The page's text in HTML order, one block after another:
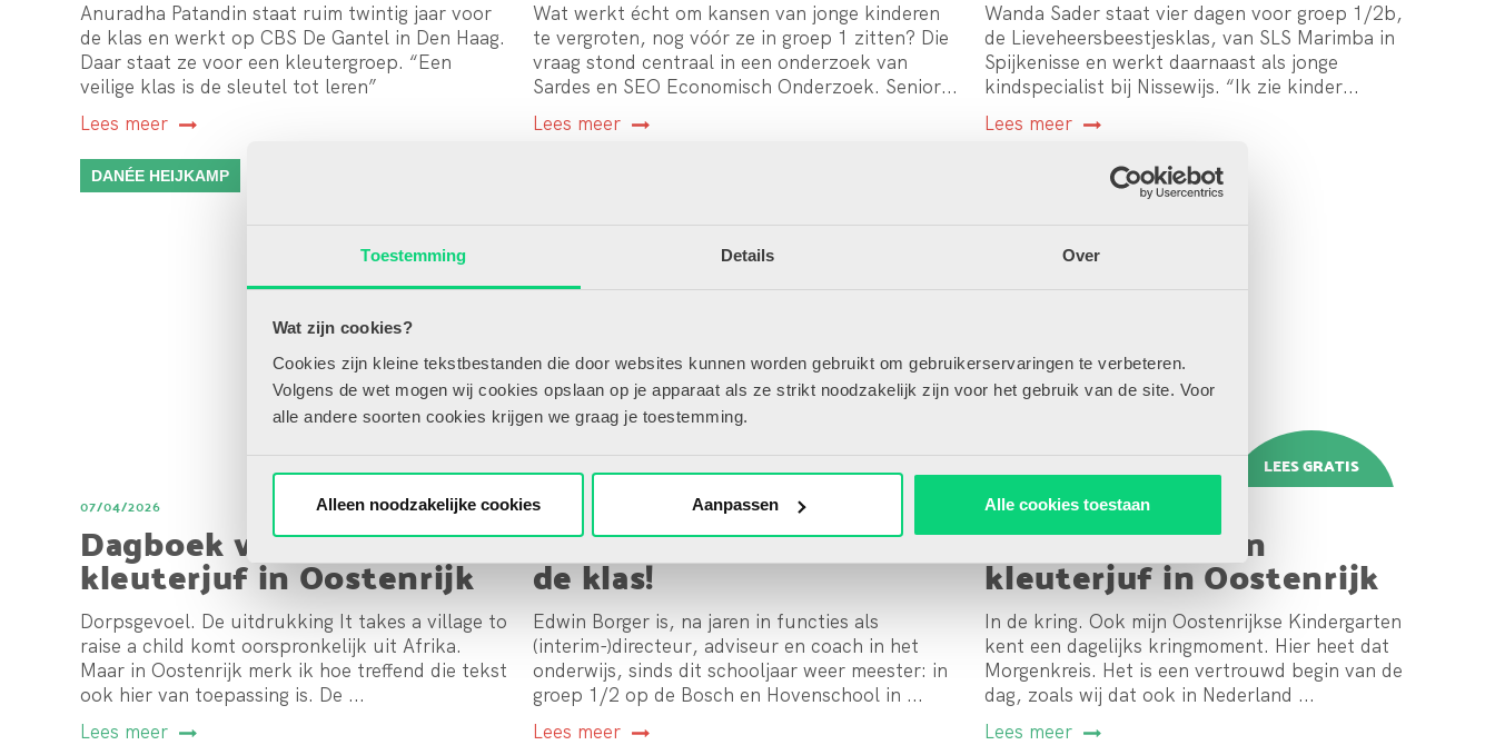
Toestemming Details Over
Wat zijn cookies?
Cookies zijn kleine tekstbestanden die door websites kunnen worden gebruikt om gebruikerservaringen te verbeteren.
Volgens de wet mogen wij cookies opslaan op je apparaat als ze strikt noodzakelijk zijn voor het gebruik van de site. Voor
alle andere soorten cookies krijgen we graag je toestemming.
Alleen noodzakelijke cookies Aanpassen Alle cookies toestaan
Anuradha Patandin staat ruim twintig jaar voor
de klas en werkt op CBS De Gantel in Den Haag.
Daar staat ze voor een kleutergroep. “Een
veilige klas is de sleutel tot leren”
Lees meer
Wat werkt écht om kansen van jonge kinderen
te vergroten, nog vóór ze in groep 1 zitten? Die
vraag stond centraal in een onderzoek van
Sardes en SEO Economisch Onderzoek. Senior...
Lees meer
Wanda Sader staat vier dagen voor groep 1/2b,
de Lieveheersbeestjesklas, van SLS Marimba in
Spijkenisse en werkt daarnaast als jonge
kindspecialist bij Nissewijs. “Ik zie kinder...
Lees meer
DANÉE HEIJKAMP
07/04/2026
Dagboek van een
kleuterjuf in Oostenrijk
#7
Dorpsgevoel. De uitdrukking It takes a village to
raise a child komt oorspronkelijk uit Afrika.
Maar in Oostenrijk merk ik hoe treffend die tekst
ook hier van toepassing is. De ...
Lees meer
10/03/2026
Daarom staat Edwin voor
de klas!
Edwin Borger is, na jaren in functies als
(interim-)directeur, adviseur en coach in het
onderwijs, sinds dit schooljaar weer meester: in
groep 1/2 op de Bosch en Hovenschool in ...
Lees meer
DANÉE HEIJKAMP
10/03/2026
Dagboek van een
kleuterjuf in Oostenrijk
#6
In de kring. Ook mijn Oostenrijkse Kindergarten
kent een dagelijks kringmoment. Hier heet dat
Morgenkreis. Het is een vertrouwd begin van de
dag, zoals wij dat ook in Nederland ...
Lees meer